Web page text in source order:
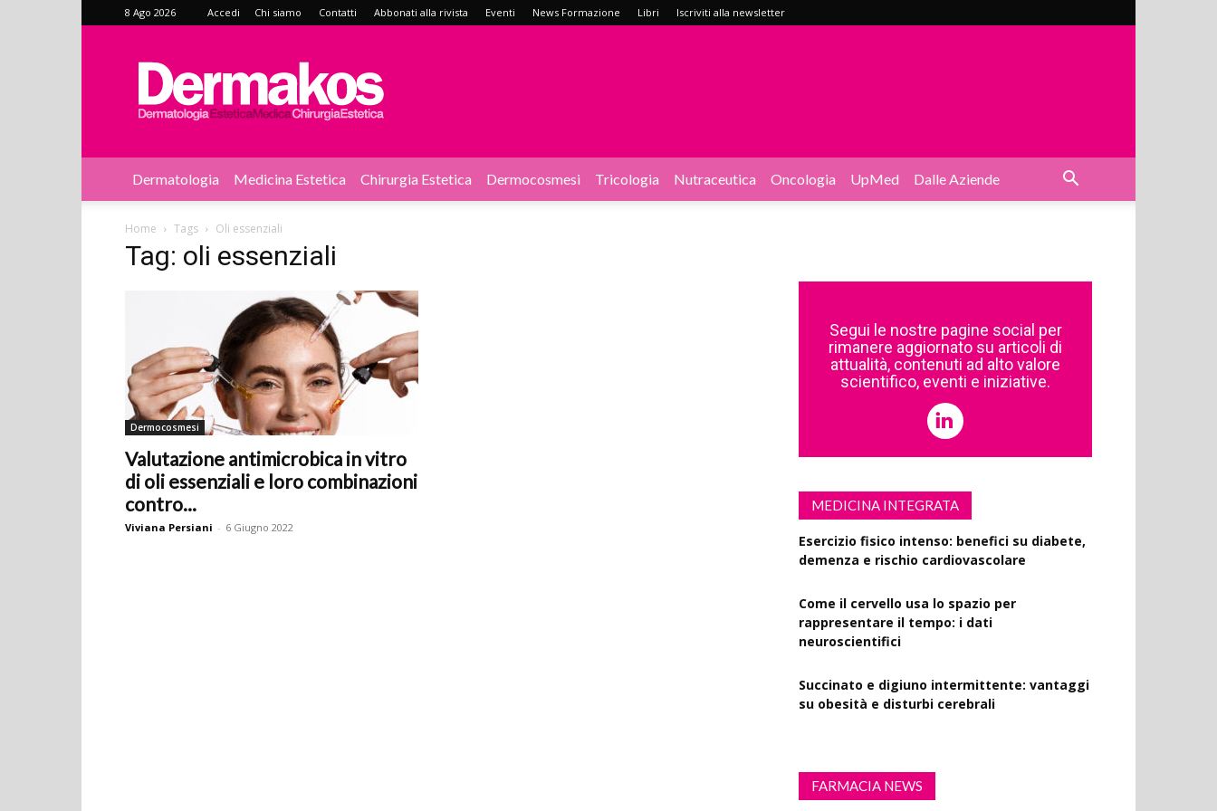
8 Ago 2026 Accedi Chi siamo Contatti Abbonati alla rivista Eventi News Formazione Libri Iscriviti alla newsletter
Dermakos
Dermatologia Medicina Estetica Chirurgia Estetica Dermocosmesi Tricologia Nutraceutica Oncologia UpMed Dalle Aziende
Home Tags Oli essenziali
Tag: oli essenziali
Dermocosmesi
Valutazione antimicrobica in vitro
di oli essenziali e loro combinazioni
contro...
Viviana Persiani - 6 Giugno 2022
Segui le nostre pagine social per
rimanere aggiornato su articoli di
attualità, contenuti ad alto valore
scientifico, eventi e iniziative.
MEDICINA INTEGRATA
Esercizio fisico intenso: benefici su diabete,
demenza e rischio cardiovascolare
Come il cervello usa lo spazio per
rappresentare il tempo: i dati
neuroscientifici
Succinato e digiuno intermittente: vantaggi
su obesità e disturbi cerebrali
FARMACIA NEWS